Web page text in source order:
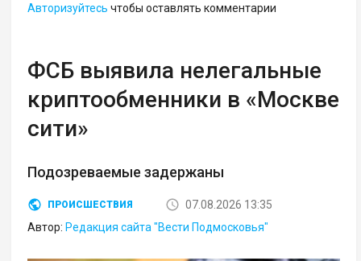
Авторизуйтесь чтобы оставлять комментарии
ФСБ выявила нелегальные
криптообменники в «Москве
сити»
Подозреваемые задержаны
ПРОИСШЕСТВИЯ
07.08.2026 13:35
Автор: Редакция сайта "Вести Подмосковья"